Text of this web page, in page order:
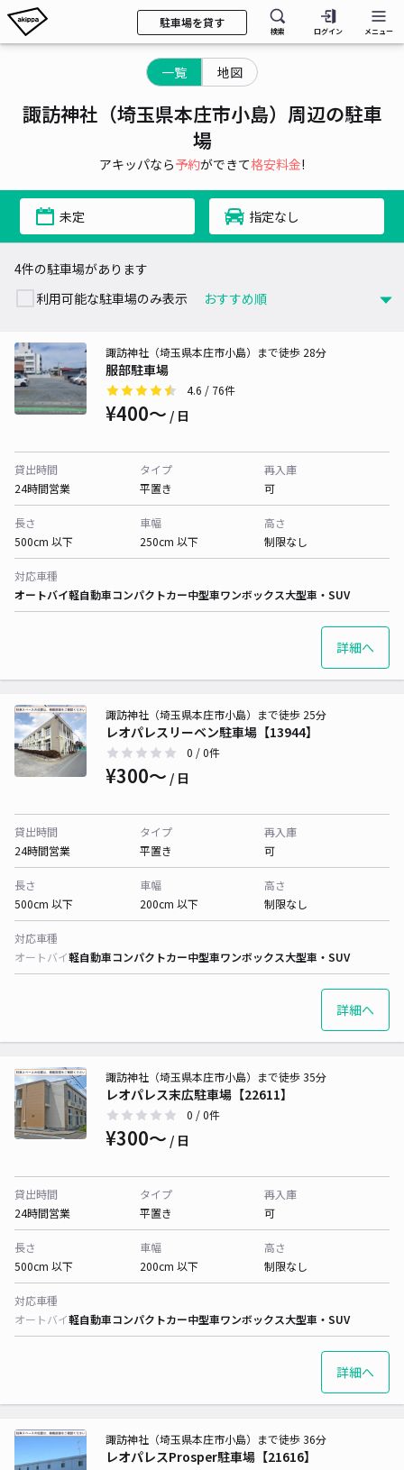
駐車場を貸す
検索 ログイン メニュー
一覧 地図
諏訪神社（埼玉県本庄市小島）周辺の駐車
場
アキッパなら予約ができて格安料金!
未定 指定なし
4件の駐車場があります
利用可能な駐車場のみ表示
服部駐車場
諏訪神社（埼玉県本庄市小島）まで徒歩 28分
4.6 / 76件
¥400〜 / 日
貸出時間
24時間営業
タイプ
平置き
再入庫
可
長さ
500cm 以下
車幅
250cm 以下
高さ
制限なし
対応車種
オートバイ軽自動車コンパクトカー中型車ワンボックス大型車・SUV
詳細へ
レオパレスリーベン駐車場【13944】
諏訪神社（埼玉県本庄市小島）まで徒歩 25分
0 / 0件
¥300〜 / 日
貸出時間
24時間営業
タイプ
平置き
再入庫
可
長さ
500cm 以下
車幅
200cm 以下
高さ
制限なし
対応車種
オートバイ軽自動車コンパクトカー中型車ワンボックス大型車・SUV
詳細へ
レオパレス末広駐車場【22611】
諏訪神社（埼玉県本庄市小島）まで徒歩 35分
0 / 0件
¥300〜 / 日
貸出時間
24時間営業
タイプ
平置き
再入庫
可
長さ
500cm 以下
車幅
200cm 以下
高さ
制限なし
対応車種
オートバイ軽自動車コンパクトカー中型車ワンボックス大型車・SUV
詳細へ
レオパレスProsper駐車場【21616】
諏訪神社（埼玉県本庄市小島）まで徒歩 36分